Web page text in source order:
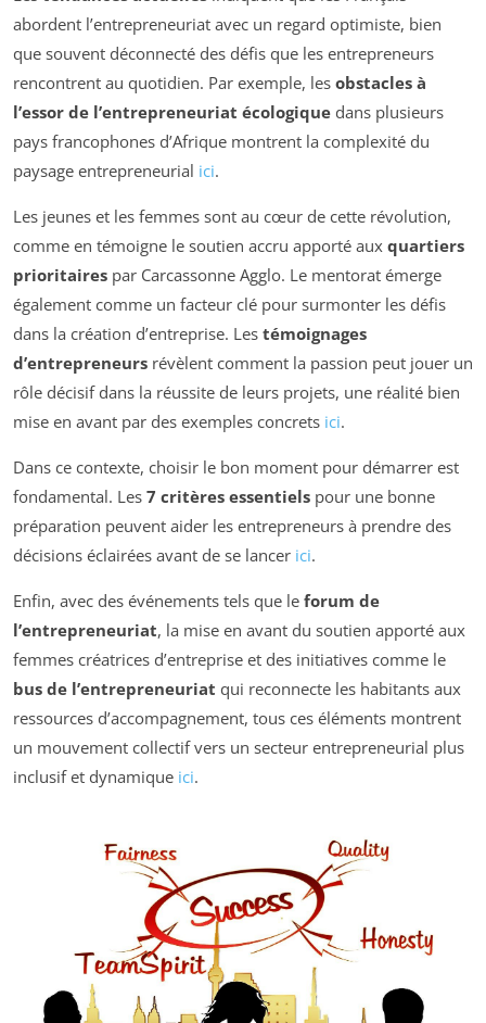
abordent l’entrepreneuriat avec un regard optimiste, bien
que souvent déconnecté des défis que les entrepreneurs
rencontrent au quotidien. Par exemple, les obstacles à
l’essor de l’entrepreneuriat écologique dans plusieurs
pays francophones d’Afrique montrent la complexité du
paysage entrepreneurial ici.
Les jeunes et les femmes sont au cœur de cette révolution,
comme en témoigne le soutien accru apporté aux quartiers
prioritaires par Carcassonne Agglo. Le mentorat émerge
également comme un facteur clé pour surmonter les défis
dans la création d’entreprise. Les témoignages
d’entrepreneurs révèlent comment la passion peut jouer un
rôle décisif dans la réussite de leurs projets, une réalité bien
mise en avant par des exemples concrets ici.
Dans ce contexte, choisir le bon moment pour démarrer est
fondamental. Les 7 critères essentiels pour une bonne
préparation peuvent aider les entrepreneurs à prendre des
décisions éclairées avant de se lancer ici.
Enfin, avec des événements tels que le forum de
l’entrepreneuriat, la mise en avant du soutien apporté aux
femmes créatrices d’entreprise et des initiatives comme le
bus de l’entrepreneuriat qui reconnecte les habitants aux
ressources d’accompagnement, tous ces éléments montrent
un mouvement collectif vers un secteur entrepreneurial plus
inclusif et dynamique ici.